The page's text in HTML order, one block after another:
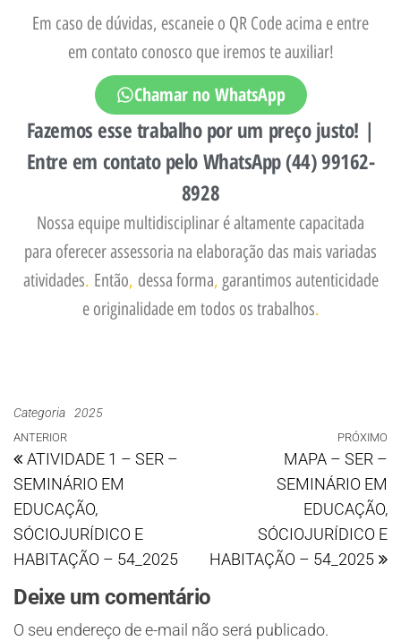
Em caso de dúvidas, escaneie o QR Code acima e entre
em contato conosco que iremos te auxiliar!
Chamar no WhatsApp
Fazemos esse trabalho por um preço justo! |
Entre em contato pelo WhatsApp (44) 99162-
8928
Nossa equipe multidisciplinar é altamente capacitada
para oferecer assessoria na elaboração das mais variadas
atividades. Então, dessa forma, garantimos autenticidade
e originalidade em todos os trabalhos.
Categoria 2025
ANTERIOR
ATIVIDADE 1 – SER –
SEMINÁRIO EM
EDUCAÇÃO,
SÓCIOJURÍDICO E
HABITAÇÃO – 54_2025
PRÓXIMO
MAPA – SER –
SEMINÁRIO EM
EDUCAÇÃO,
SÓCIOJURÍDICO E
HABITAÇÃO – 54_2025
Deixe um comentário
O seu endereço de e-mail não será publicado.